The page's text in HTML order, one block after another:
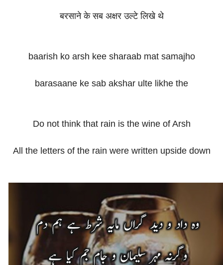
बरसाने के सब अक्षर उल्टे लिखे थे
baarish ko arsh kee sharaab mat samajho
barasaane ke sab akshar ulte likhe the
Do not think that rain is the wine of Arsh
All the letters of the rain were written upside down